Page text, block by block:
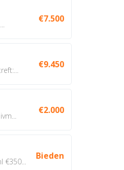
€7.500
€9.450
€2.000
Bieden